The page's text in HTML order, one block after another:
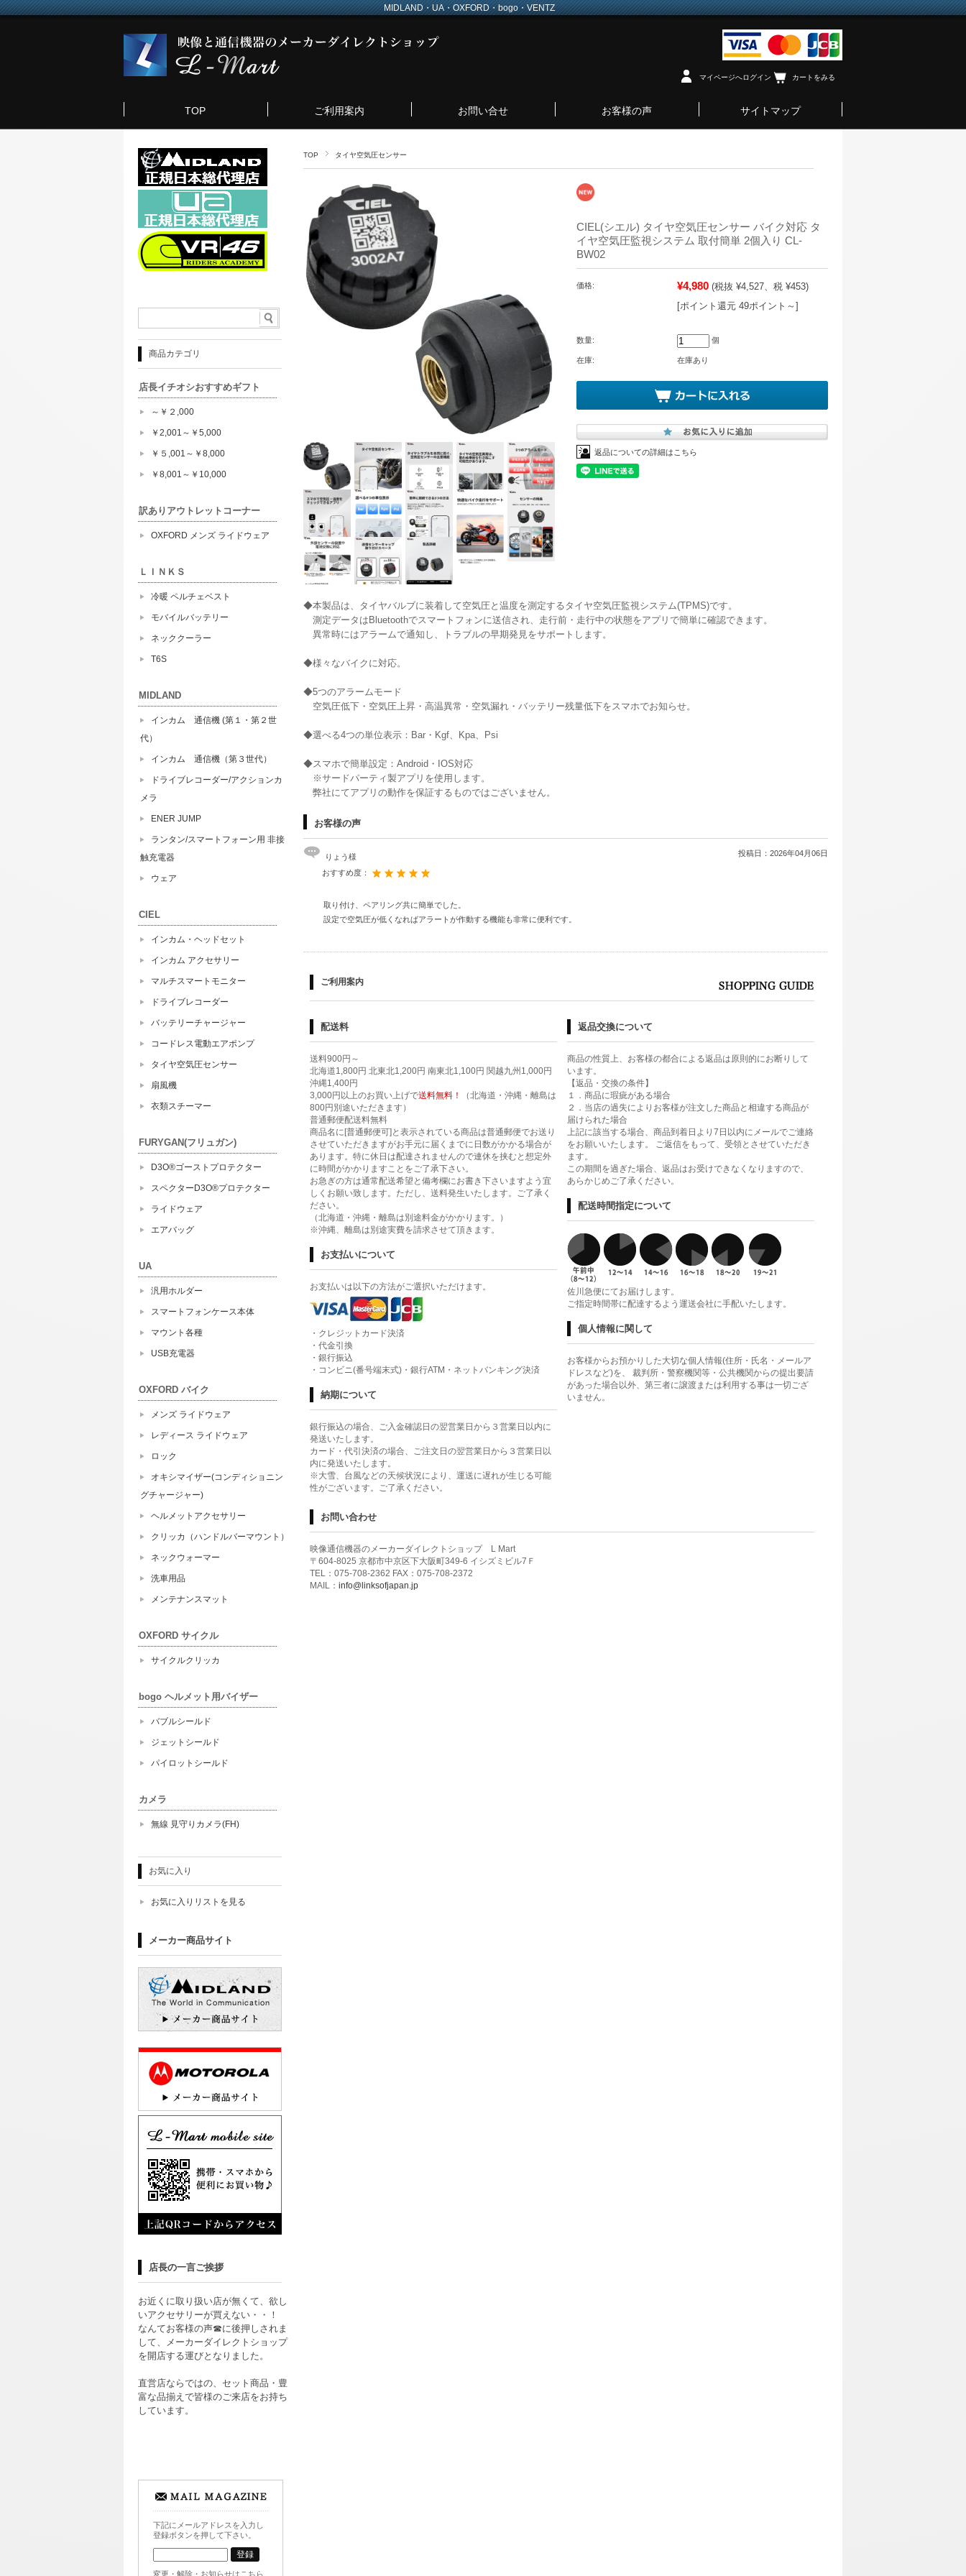
MIDLAND・UA・OXFORD・bogo・VENTZ
マイページへログイン カートをみる
TOP ご利用案内 お問い合せ お客様の声 サイトマップ
TOP タイヤ空気圧センサー
CIEL(シエル) タイヤ空気圧センサー バイク対応 タ
イヤ空気圧監視システム 取付簡単 2個入り CL-
BW02
価格: ¥4,980 (税抜 ¥4,527、税 ¥453)
[ポイント還元 49ポイント～]
数量: 個
在庫: 在庫あり
返品についての詳細はこちら
◆本製品は、タイヤバルブに装着して空気圧と温度を測定するタイヤ空気圧監視システム(TPMS)です。
測定データはBluetoothでスマートフォンに送信され、走行前・走行中の状態をアプリで簡単に確認できます。
異常時にはアラームで通知し、トラブルの早期発見をサポートします。
◆様々なバイクに対応。
◆5つのアラームモード
空気圧低下・空気圧上昇・高温異常・空気漏れ・バッテリー残量低下をスマホでお知らせ。
◆選べる4つの単位表示：Bar・Kgf、Kpa、Psi
◆スマホで簡単設定：Android・IOS対応
※サードパーティ製アプリを使用します。
弊社にてアプリの動作を保証するものではございません。
お客様の声
りょう様 投稿日： 2026年04月06日
おすすめ度：
取り付け、ペアリング共に簡単でした。
設定で空気圧が低くなればアラートが作動する機能も非常に便利です。
ご利用案内
配送料
送料900円～
北海道1,800円 北東北1,200円 南東北1,100円 関越九州1,000円
沖縄1,400円
3,000円以上のお買い上げで送料無料！
（北海道・沖縄・離島は
800円別途いただきます）
普通郵便配送料無料
商品名に[普通郵便可]と表示されている商品は普通郵便でお送り
させていただきますがお手元に届くまでに日数がかかる場合が
あります。特に休日は配達されませんので連休を挟むと想定外
に時間がかかりますことをご了承下さい。
お急ぎの方は通常配送希望と備考欄にお書き下さいますよう宜
しくお願い致します。ただし、送料発生いたします。ご了承く
ださい。
（北海道・沖縄・離島は別途料金がかかります。）
※沖縄、離島は別途実費を請求させて頂きます。
お支払いについて
お支払いは以下の方法がご選択いただけます。
・クレジットカード決済
・代金引換
・銀行振込
・コンビニ(番号端末式)・銀行ATM・ネットバンキング決済
納期について
銀行振込の場合、ご入金確認日の翌営業日から３営業日以内に
発送いたします。
カード・代引決済の場合、ご注文日の翌営業日から３営業日以
内に発送いたします。
※大雪、台風などの天候状況により、運送に遅れが生じる可能
性がございます。ご了承ください。
返品交換について
商品の性質上、お客様の都合による返品は原則的にお断りして
います。
【返品・交換の条件】
１．商品に瑕疵がある場合
２．当店の過失によりお客様が注文した商品と相違する商品が
届けられた場合
上記に該当する場合、商品到着日より7日以内にメールでご連絡
をお願いいたします。 ご返信をもって、受領とさせていただき
ます。
この期間を過ぎた場合、返品はお受けできなくなりますので、
あらかじめご了承ください。
配送時間指定について
佐川急便にてお届けします。
ご指定時間帯に配達するよう運送会社に手配いたします。
個人情報に関して
お客様からお預かりした大切な個人情報(住所・氏名・メールア
ドレスなど)を、 裁判所・警察機関等・公共機関からの提出要請
があった場合以外、第三者に譲渡または利用する事は一切ござ
いません。
お問い合わせ
映像通信機器のメーカーダイレクトショップ L Mart
〒604-8025 京都市中京区下大阪町349-6 イシズミビル7Ｆ
TEL：075-708-2362 FAX：075-708-2372
MAIL： info@linksofjapan.jp
商品カテゴリ
店長イチオシおすすめギフト
～￥２,000
￥2,001～￥5,000
￥５,001～￥8,000
￥8,001～￥10,000
訳ありアウトレットコーナー
OXFORD メンズ ライドウェア
ＬＩＮＫＳ
冷暖 ペルチェベスト
モバイルバッテリー
ネッククーラー
T6S
MIDLAND
インカム 通信機 (第１・第２世
代）
インカム 通信機（第３世代）
ドライブレコーダー/アクションカ
メラ
ENER JUMP
ランタン/スマートフォーン用 非接
触充電器
ウェア
CIEL
インカム・ヘッドセット
インカム アクセサリー
マルチスマートモニター
ドライブレコーダー
バッテリーチャージャー
コードレス電動エアポンプ
タイヤ空気圧センサー
扇風機
衣類スチーマー
FURYGAN(フリュガン)
D3O®ゴーストプロテクター
スペクターD3O®プロテクター
ライドウェア
エアバッグ
UA
汎用ホルダー
スマートフォンケース本体
マウント各種
USB充電器
OXFORD バイク
メンズ ライドウェア
レディース ライドウェア
ロック
オキシマイザー(コンディショニン
グチャージャー)
ヘルメットアクセサリー
クリッカ（ハンドルバーマウント）
ネックウォーマー
洗車用品
メンテナンスマット
OXFORD サイクル
サイクルクリッカ
bogo ヘルメット用バイザー
バブルシールド
ジェットシールド
パイロットシールド
カメラ
無線 見守りカメラ(FH)
お気に入り
お気に入りリストを見る
メーカー商品サイト
店長の一言ご挨拶
お近くに取り扱い店が無くて、欲し
いアクセサリーが買えない・・！
なんてお客様の声☎に後押しされま
して、メーカーダイレクトショップ
を開店する運びとなりました。
直営店ならではの、セット商品・豊
富な品揃えで皆様のご来店をお持ち
しています。
下記にメールアドレスを入力し
登録ボタンを押して下さい。
変更・解除・お知らせはこちら